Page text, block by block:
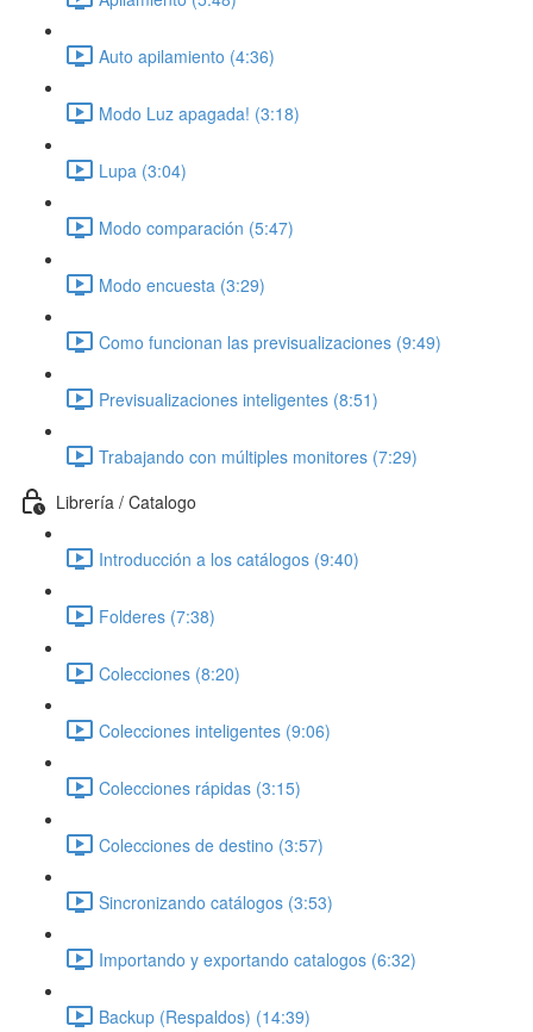
Auto apilamiento (4:36)
Modo Luz apagada! (3:18)
Lupa (3:04)
Modo comparación (5:47)
Modo encuesta (3:29)
Como funcionan las previsualizaciones (9:49)
Previsualizaciones inteligentes (8:51)
Trabajando con múltiples monitores (7:29)
Librería / Catalogo
Introducción a los catálogos (9:40)
Folderes (7:38)
Colecciones (8:20)
Colecciones inteligentes (9:06)
Colecciones rápidas (3:15)
Colecciones de destino (3:57)
Sincronizando catálogos (3:53)
Importando y exportando catalogos (6:32)
Backup (Respaldos) (14:39)